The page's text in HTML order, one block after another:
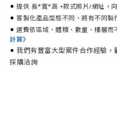
• 提供 長*寬*高 +款式照片/網址，
• 客製化產品型態不同，將有不同製
• 運費依區域、體積、數量、樓層而
計算》
• 我們有豐富大型案件合作經驗
採購洽詢